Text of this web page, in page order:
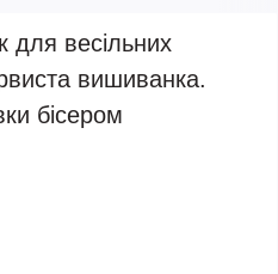
весільних
вишиванка.
бісером